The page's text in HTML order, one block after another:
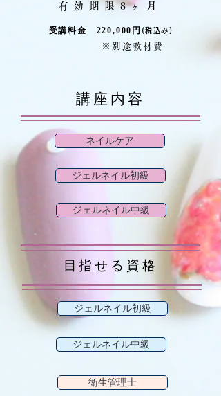
有効期限8ヶ月
受講料金 220,000円 (税込み)
※別途教材費
​講座内容
ネイルケア
ジェルネイル初級
ジェルネイル中級
目指せる資格
ジェルネイル初級
ジェルネイル中級
衛生管理士